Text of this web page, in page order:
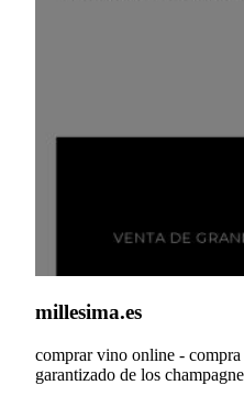
millesima.es
comprar vino online -
garantizado de los